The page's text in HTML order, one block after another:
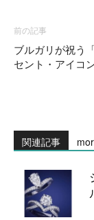
前の記事
ブルガリが祝う
セント・アイコン
関連記事